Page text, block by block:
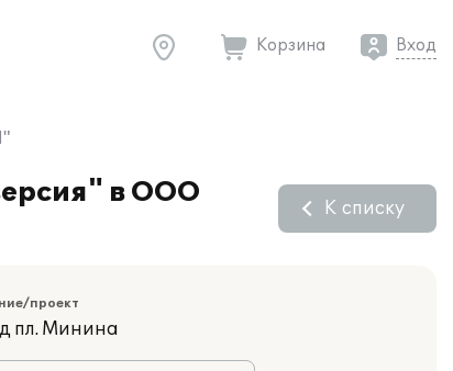
Корзина Вход
в ООО
К списку
проект
пл. Минина